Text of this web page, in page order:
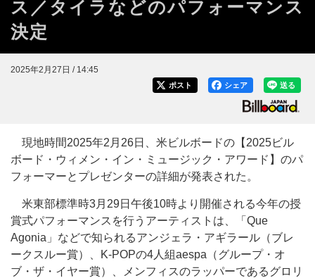
ス／タイラなどのパフォーマンス
決定
2025年2月27日 / 14:45
送る
シェア
ポスト
現地時間2025年2月26日、米ビルボードの【2025ビル
ボード・ウィメン・イン・ミュージック・アワード】のパ
フォーマーとプレゼンターの詳細が発表された。
米東部標準時3月29日午後10時より開催される今年の授
賞式パフォーマンスを行うアーティストは、「Que
Agonia」などで知られるアンジェラ・アギラール（ブレ
ークスルー賞）、K-POPの4人組aespa（グループ・オ
ブ・ザ・イヤー賞）、メンフィスのラッパーであるグロリ